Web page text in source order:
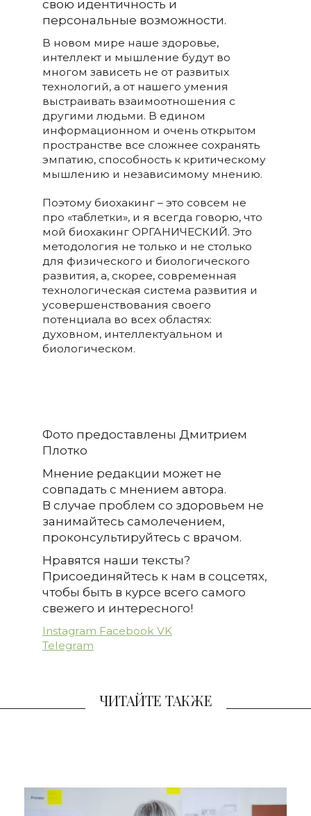
свою идентичность и
персональные возможности.
В новом мире наше здоровье,
интеллект и мышление будут во
многом зависеть не от развитых
технологий, а от нашего умения
выстраивать взаимоотношения с
другими людьми. В едином
информационном и очень открытом
пространстве все сложнее сохранять
эмпатию, способность к критическому
мышлению и независимому мнению.
Поэтому биохакинг – это совсем не
про «таблетки», и я всегда говорю, что
мой биохакинг ОРГАНИЧЕСКИЙ. Это
методология не только и не столько
для физического и биологического
развития, а, скорее, современная
технологическая система развития и
усовершенствования своего
потенциала во всех областях:
духовном, интеллектуальном и
биологическом.
Фото предоставлены Дмитрием
Плотко
Мнение редакции может не
совпадать с мнением автора.
В случае проблем со здоровьем не
занимайтесь самолечением,
проконсультируйтесь с врачом.
Нравятся наши тексты?
Присоединяйтесь к нам в соцсетях,
чтобы быть в курсе всего самого
свежего и интересного!
Instagram Facebook VK
Telegram
ЧИТАЙТЕ ТАКЖЕ